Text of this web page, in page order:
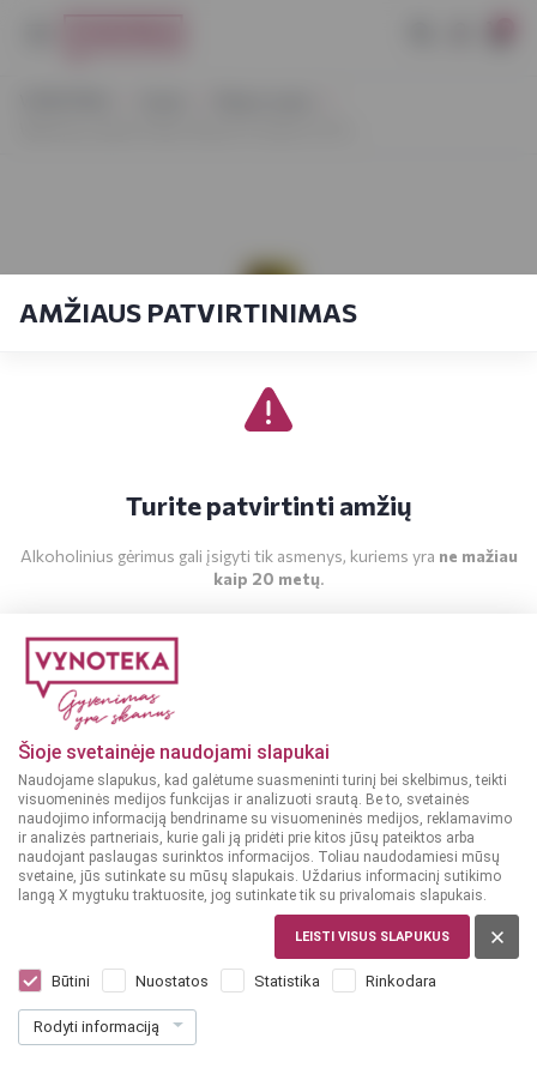
Šioje svetainėje naudojami slapukai
Naudojame slapukus, kad galėtume suasmeninti turinį bei skelbimus, teikti
visuomeninės medijos funkcijas ir analizuoti srautą. Be to, svetainės
naudojimo informaciją bendriname su visuomeninės medijos, reklamavimo
ir analizės partneriais, kurie gali ją pridėti prie kitos jūsų pateiktos arba
naudojant paslaugas surinktos informacijos. Toliau naudodamiesi mūsų
svetaine, jūs sutinkate su mūsų slapukais. Uždarius informacinį sutikimo
langą X mygtuku traktuosite, jog sutinkate tik su privalomais slapukais.
LEISTI VISUS SLAPUKUS
Būtini Nuostatos Statistika Rinkodara
Rodyti informaciją
AMŽIAUS PATVIRTINIMAS
Turite patvirtinti amžių
Alkoholinius gėrimus gali įsigyti tik asmenys, kuriems yra ne mažiau
kaip 20 metų.
Weinhaus Jakob Faber Mosel Trocken
0,75 L
Dar nėra balsų, galite įvertinti